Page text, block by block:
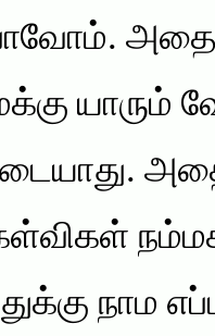
அதை
யாரும்
நாம